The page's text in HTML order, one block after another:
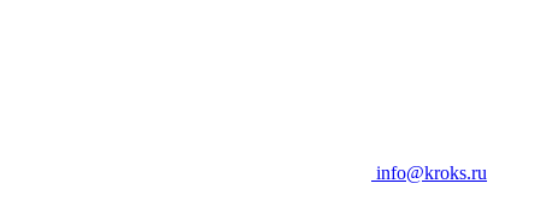
info@kroks.ru